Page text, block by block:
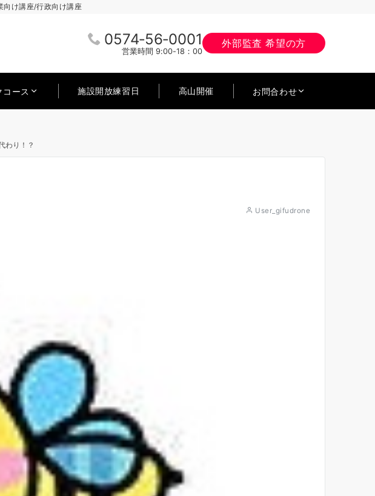
向け講座/行政向け講座
0574‐56‐0001
営業時間 9:00-18：00
外部監査 希望の方
ース 施設開放練習日 高山開催 お問合わせ
わり！？
User_gifudrone